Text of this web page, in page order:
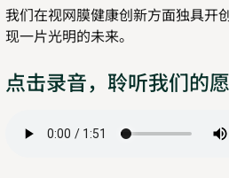
我们在视网膜健康创新方面独具开
现一片光明的未来。
点击录音，聆听我们的